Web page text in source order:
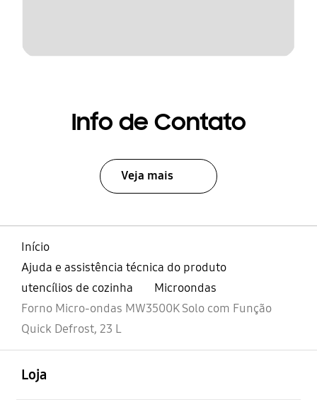
Info de Contato
Veja mais
Início
Ajuda e assistência técnica do produto
utencílios de cozinha
Microondas
Forno Micro-ondas MW3500K Solo com Função
Quick Defrost, 23 L
Loja